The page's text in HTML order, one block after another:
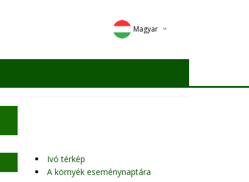
Magyar
Deutsch
Ivó térkép
A környék eseménynaptára